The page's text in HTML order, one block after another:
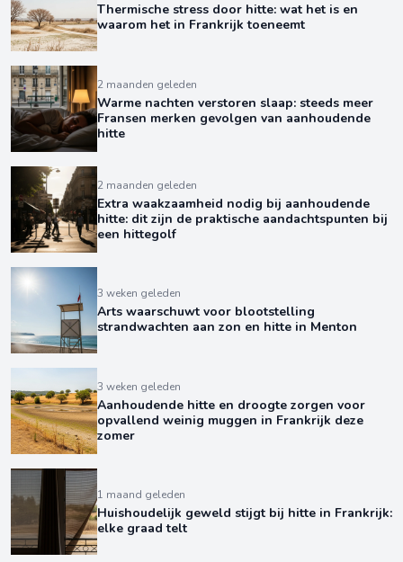
Thermische stress door hitte: wat het is en
waarom het in Frankrijk toeneemt
2 maanden geleden
Warme nachten verstoren slaap: steeds meer
Fransen merken gevolgen van aanhoudende
hitte
2 maanden geleden
Extra waakzaamheid nodig bij aanhoudende
hitte: dit zijn de praktische aandachtspunten bij
een hittegolf
3 weken geleden
Arts waarschuwt voor blootstelling
strandwachten aan zon en hitte in Menton
3 weken geleden
Aanhoudende hitte en droogte zorgen voor
opvallend weinig muggen in Frankrijk deze
zomer
1 maand geleden
Huishoudelijk geweld stijgt bij hitte in Frankrijk:
elke graad telt